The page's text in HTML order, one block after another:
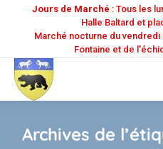
Jours de Marché : Tous les
Halle Baltard et
Marché nocturne du vendredi
Fontaine et de
Archives de